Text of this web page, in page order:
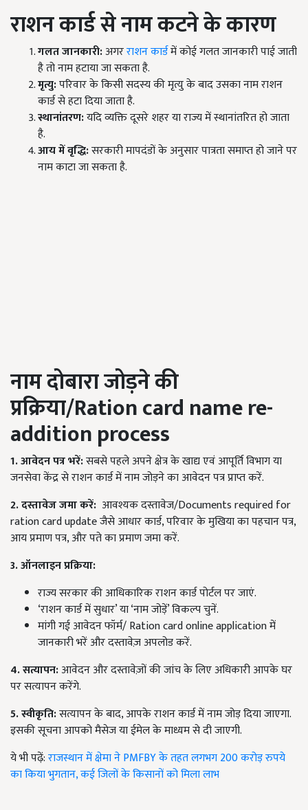
राशन कार्ड से नाम कटने के कारण
गलत जानकारी:अगरराशन कार्डमें कोई गलत जानकारी पाई जाती
है तो नाम हटाया जा सकता है.
मृत्यु:परिवार के किसी सदस्य की मृत्यु के बाद उसका नाम राशन
कार्ड से हटा दिया जाता है.
स्थानांतरण:यदि व्यक्ति दूसरे शहर या राज्य में स्थानांतरित हो जाता
है.
आय में वृद्धि:सरकारी मापदंडों के अनुसार पात्रता समाप्त हो जाने पर
नाम काटा जा सकता है.
नाम दोबारा जोड़ने की
प्रक्रिया/Ration card name re-
addition process
1. आवेदन पत्र भरें:सबसे पहले अपने क्षेत्र के खाद्य एवं आपूर्ति विभाग या
जनसेवा केंद्र से राशन कार्ड में नाम जोड़ने का आवेदन पत्र प्राप्त करें.
2. दस्तावेज जमा करें: आवश्यक दस्तावेज/Documents required for
ration card update जैसे आधार कार्ड, परिवार के मुखिया का पहचान पत्र,
आय प्रमाण पत्र, और पते का प्रमाण जमा करें.
3. ऑनलाइन प्रक्रिया:
राज्य सरकार की आधिकारिक राशन कार्ड पोर्टल पर जाएं.
‘राशन कार्ड में सुधार’ या ‘नाम जोड़ें’ विकल्प चुनें.
मांगी गई आवेदन फॉर्म/ Ration card online application में
जानकारी भरें और दस्तावेज़ अपलोड करें.
4. सत्यापन:आवेदन और दस्तावेज़ों की जांच के लिए अधिकारी आपके घर
पर सत्यापन करेंगे.
5. स्वीकृति:सत्यापन के बाद, आपके राशन कार्ड में नाम जोड़ दिया जाएगा.
इसकी सूचना आपको मैसेज या ईमेल के माध्यम से दी जाएगी.
ये भी पढ़ें:राजस्थान में क्षेमा ने PMFBY के तहत लगभग 200 करोड़ रुपये
का किया भुगतान, कई जिलों के किसानों को मिला लाभ